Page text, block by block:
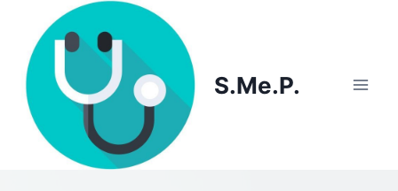
content
S.Me.P.